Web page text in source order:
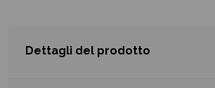
Dettagli del prodotto